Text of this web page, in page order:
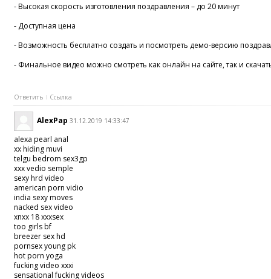
- Высокая скорость изготовления поздравления – до 20 минут
- Доступная цена
- Возможность бесплатно создать и посмотреть демо-версию
- Финальное видео можно смотреть как онлайн на сайте, так и
Ответить Ссылка
AlexPap 31.12.2019 14:33:47
alexa pearl anal
xx hiding muvi
telgu bedrom sex3gp
xxx vedio semple
sexy hrd video
american porn vidio
india sexy moves
nacked sex video
xnxx 18 xxxsex
too girls bf
breezer sex hd
pornsex young pk
hot porn yoga
fucking video xxxi
sensational fucking videos